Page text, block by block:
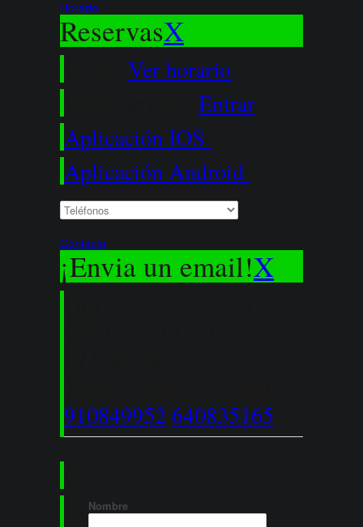
Horario
ReservasX
Ver horario
Entrar
Aplicación IOS
Aplicación Android
Contacto
¡Envia un email!X
910849952 640835165
Nombre